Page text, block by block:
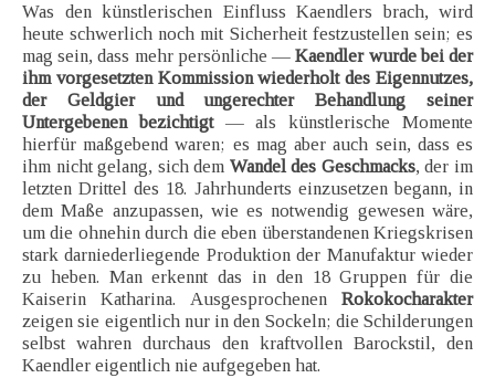
Was den künstlerischen Einfluss Kaendlers brach, wird
heute schwerlich noch mit Sicherheit festzustellen sein; es
mag sein, dass mehr persönliche —Kaendler wurde bei der
ihm vorgesetzten Kommission wiederholt des Eigennutzes,
der Geldgier und ungerechter Behandlung seiner
Untergebenen bezichtigt— als künstlerische Momente
hierfür maßgebend waren; es mag aber auch sein, dass es
ihm nicht gelang, sich dem Wandel des Geschmacks, der im
letzten Drittel des 18. Jahrhunderts einzusetzen begann, in
dem Maße anzupassen, wie es notwendig gewesen wäre,
um die ohnehin durch die eben überstandenen Kriegskrisen
stark darniederliegende Produktion der Manufaktur wieder
zu heben. Man erkennt das in den 18 Gruppen für die
Kaiserin Katharina. Ausgesprochenen Rokokocharakter
zeigen sie eigentlich nur in den Sockeln; die Schilderungen
selbst wahren durchaus den kraftvollen Barockstil, den
Kaendler eigentlich nie aufgegeben hat.